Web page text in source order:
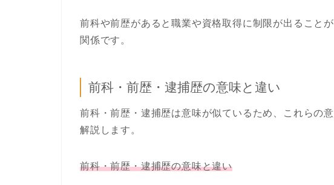
前科や前歴があると職業や資格取得に制限が出ること
関係です。
前科・前歴・逮捕歴の意味と違い
前科・前歴・逮捕歴は意味が似ているため、これらの
解説します。
前科・前歴・逮捕歴の意味と違い